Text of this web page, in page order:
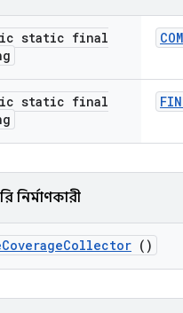
static final
static final
নির্মাণকারী
CoverageCollector ()